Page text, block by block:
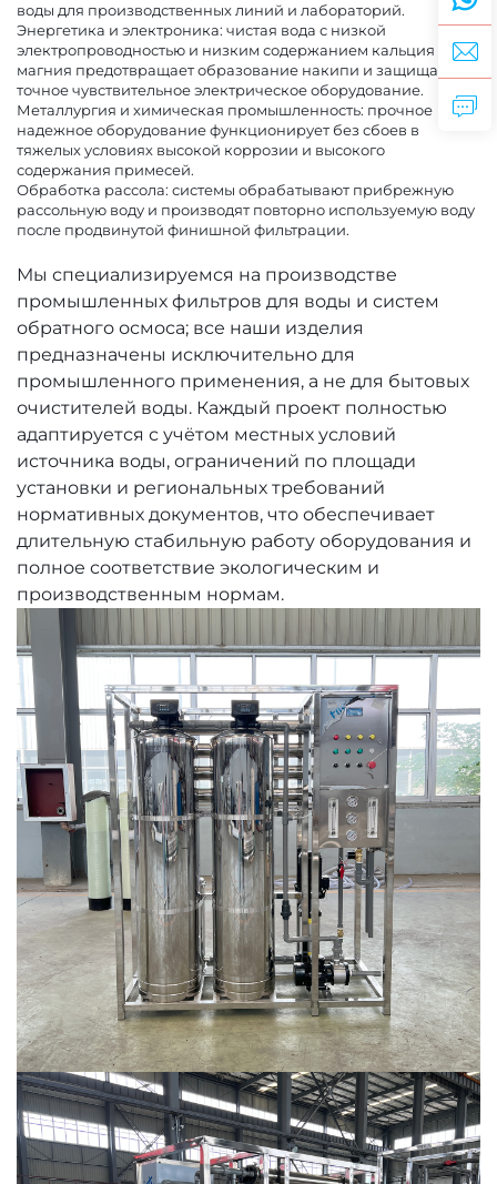
воды для производственных линий и лабораторий.
Энергетика и электроника: чистая вода с низкой
электропроводностью и низким содержанием кальция и
магния предотвращает образование накипи и защищает
точное чувствительное электрическое оборудование.
Металлургия и химическая промышленность: прочное
надежное оборудование функционирует без сбоев в
тяжелых условиях высокой коррозии и высокого
содержания примесей.
Обработка рассола: системы обрабатывают прибрежную
рассольную воду и производят повторно используемую воду
после продвинутой финишной фильтрации.
Мы специализируемся на производстве
промышленных фильтров для воды и систем
обратного осмоса; все наши изделия
предназначены исключительно для
промышленного применения, а не для бытовых
очистителей воды. Каждый проект полностью
адаптируется с учётом местных условий
источника воды, ограничений по площади
установки и региональных требований
нормативных документов, что обеспечивает
длительную стабильную работу оборудования и
полное соответствие экологическим и
производственным нормам.